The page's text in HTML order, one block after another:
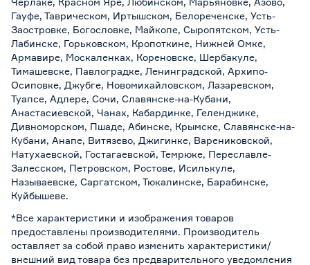
Гауфе, Таврическом, Иртышском, Белореченске, Усть-
Заостровке, Богословке, Майкопе, Сыропятском, Усть-
Лабинске, Горьковском, Кропоткине, Нижней Омке,
Армавире, Москаленках, Кореновске, Шербакуле,
Тимашевске, Павлоградке, Ленинградской, Архипо-
Осиповке, Джубге, Новомихайловском, Лазаревском,
Туапсе, Адлере, Сочи, Славянске-на-Кубани,
Анастасиевской, Чанах, Кабардинке, Геленджике,
Дивноморском, Пшаде, Абинске, Крымске, Славянске-на-
Кубани, Анапе, Витязево, Джигинке, Варениковской,
Натухаевской, Гостагаевской, Темрюке, Переславле-
Залесском, Петровском, Ростове, Исилькуле,
Называевске, Саргатском, Тюкалинске, Барабинске,
Куйбышеве.
*Все характеристики и изображения товаров
предоставлены производителями. Производитель
оставляет за собой право изменить характеристики/
внешний вид товара без предварительного уведомления